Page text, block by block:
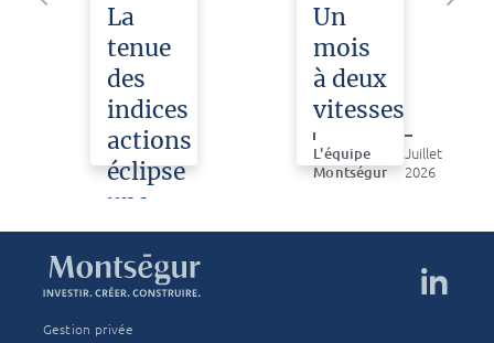
La
tenue
des
indices
actions
éclipse
une
violente
correction
sur
les
Un
mois
à deux
vitesses
L'équipe
Montségur
Juillet
2026
Gestion privée